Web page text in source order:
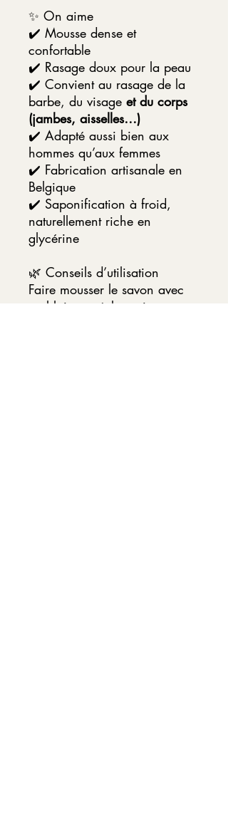
✨ On aime
✔️ Mousse dense et
confortable
✔️ Rasage doux pour la peau
✔️ Convient au rasage de la
barbe, du visage et du corps
(jambes, aisselles…)
✔️ Adapté aussi bien aux
hommes qu’aux femmes
✔️ Fabrication artisanale en
Belgique
✔️ Saponification à froid,
naturellement riche en
glycérine
🌿 Conseils d’utilisation
Faire mousser le savon avec
un blaireau, à la main ou